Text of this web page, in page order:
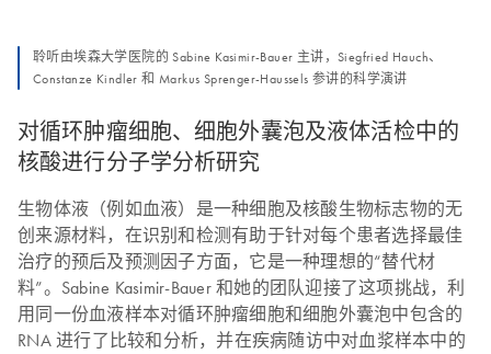
聆听由埃森大学医院的 Sabine Kasimir-Bauer 主讲，Siegfried Hauch、
Constanze Kindler 和 Markus Sprenger-Haussels 参讲的科学演讲
对循环肿瘤细胞、细胞外囊泡及液体活检中的
核酸进行分子学分析研究
生物体液（例如血液）是一种细胞及核酸生物标志物的无
创来源材料，在识别和检测有助于针对每个患者选择最佳
治疗的预后及预测因子方面，它是一种理想的“替代材
料”。Sabine Kasimir-Bauer 和她的团队迎接了这项挑战，利
用同一份血液样本对循环肿瘤细胞和细胞外囊泡中包含的
RNA 进行了比较和分析，并在疾病随访中对血浆样本中的